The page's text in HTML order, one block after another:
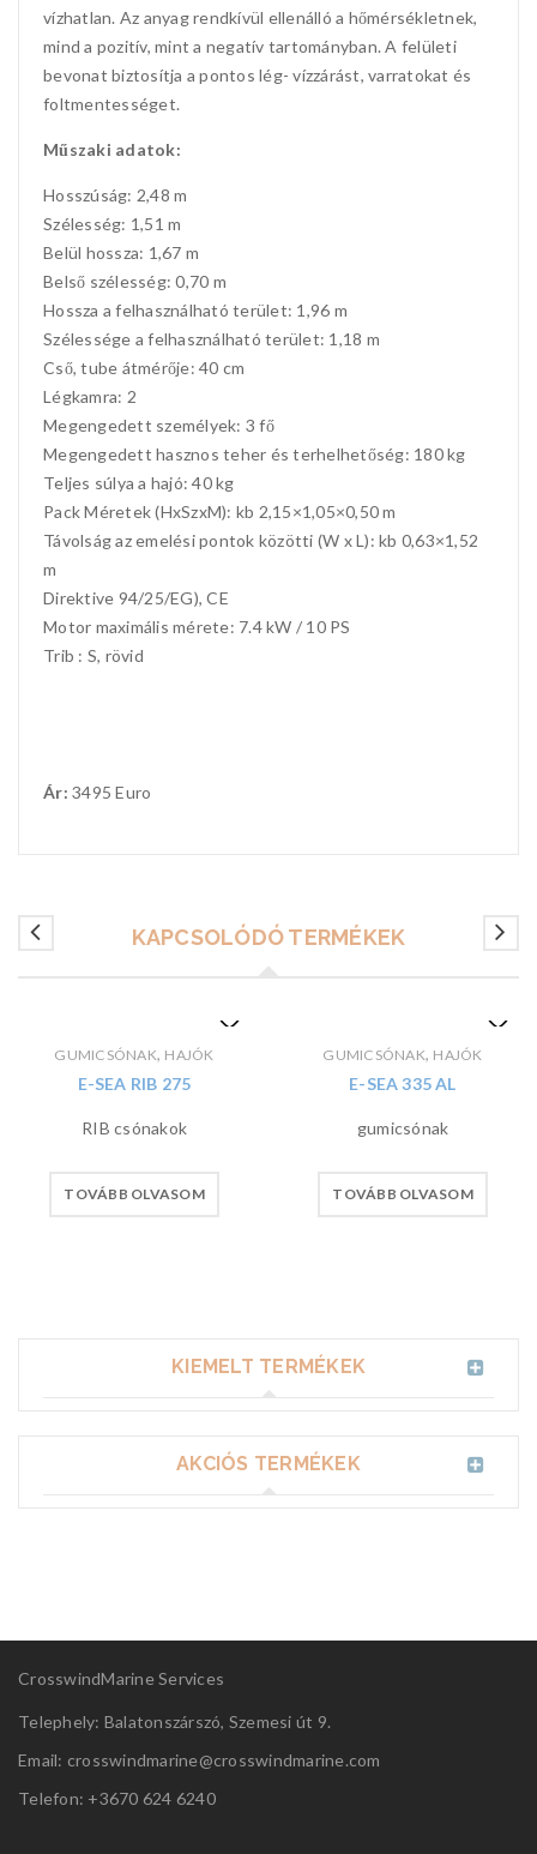
vízhatlan. Az anyag rendkívül ellenálló a hőmérsékletnek,
mind a pozitív, mint a negatív tartományban. A felületi
bevonat biztosítja a pontos lég- vízzárást, varratokat és
foltmentességet.
Műszaki adatok:
Hosszúság: 2,48 m
Szélesség: 1,51 m
Belül hossza: 1,67 m
Belső szélesség: 0,70 m
Hossza a felhasználható terület: 1,96 m
Szélessége a felhasználható terület: 1,18 m
Cső, tube átmérője: 40 cm
Légkamra: 2
Megengedett személyek: 3 fő
Megengedett hasznos teher és terhelhetőség: 180 kg
Teljes súlya a hajó: 40 kg
Pack Méretek (HxSzxM): kb 2,15×1,05×0,50 m
Távolság az emelési pontok közötti (W x L): kb 0,63×1,52
m
Direktive 94/25/EG), CE
Motor maximális mérete: 7.4 kW / 10 PS
Trib : S, rövid
Ár: 3495 Euro
KAPCSOLÓDÓ TERMÉKEK
GUMICSÓNAK, HAJÓK
E-SEA RIB 275
RIB csónakok
TOVÁBB OLVASOM
GUMICSÓNAK, HAJÓK
E-SEA 335 AL
gumicsónak
TOVÁBB OLVASOM
KIEMELT TERMÉKEK
AKCIÓS TERMÉKEK
CrosswindMarine Services
Telephely: Balatonszárszó, Szemesi út 9.
Email: crosswindmarine@crosswindmarine.com
Telefon: +3670 624 6240